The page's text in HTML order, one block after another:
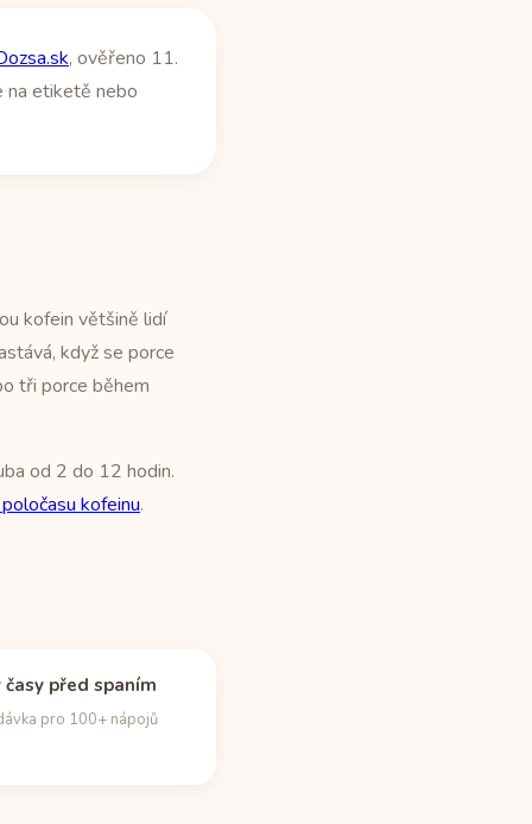
, ověřeno 11.
na etiketě nebo
kofein většině lidí
když se porce
tři porce během
od 2 do 12 hodin.
kofeinu.
časy před spaním
pro 100+ nápojů